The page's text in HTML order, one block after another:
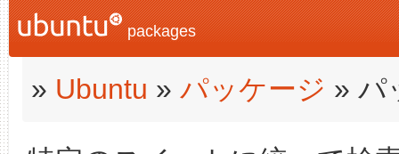
packages
» Ubuntu » パッケージ » パ